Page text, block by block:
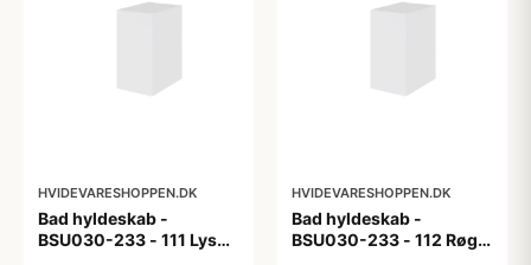
HVIDEVARESHOPPEN.DK
Bad hyldeskab -
BSU030-233 - 111 Lys
HVIDEVARESHOPPEN.DK
Bad hyldeskab -
BSU030-233 - 112 Røget